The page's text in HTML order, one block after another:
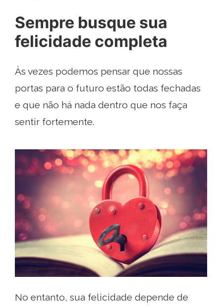
Sempre busque sua
felicidade completa
Às vezes podemos pensar que nossas
portas para o futuro estão todas fechadas
e que não há nada dentro que nos faça
sentir fortemente.
No entanto, sua felicidade depende de